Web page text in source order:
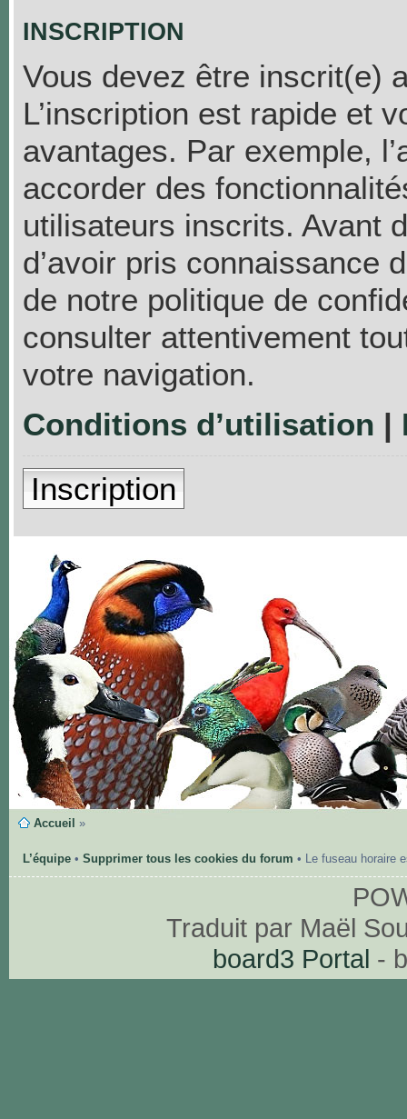
INSCRIPTION
Vous devez être inscrit(e)
L’inscription est rapide et
avantages. Par exemple,
accorder des
utilisateurs inscrits. Avant
d’avoir pris connaissance
de notre politique de
consulter attentivement
votre navigation.
Conditions d’utilisation |
Inscription
Accueil »
L’équipe• Supprimer tous les cookies du forum • Le fuseau horaire
Traduit par Maël
board3 Portal -